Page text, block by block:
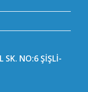
SK. NO:6 ŞİŞLİ-